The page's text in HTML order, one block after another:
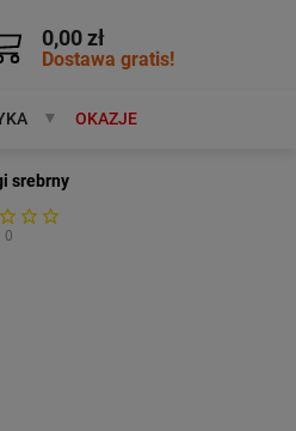
0,00 zł
Dostawa gratis!
MARKIOKAZJE
srebrny
0